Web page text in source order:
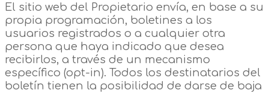
El sitio web del Propietario envía, en base a su
propia programación, boletines a los
usuarios registrados o a cualquier otra
persona que haya indicado que desea
recibirlos, a través de un mecanismo
específico (opt-in). Todos los destinatarios del
boletín tienen la posibilidad de darse de baja